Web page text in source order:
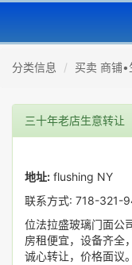
分类信息 买卖 商铺•
三十年老店生意转让
地址: flushing NY
联系方式: 718-321-
位法拉盛玻璃门面公
房租便宜，设备齐全
诚心转让，价格面议